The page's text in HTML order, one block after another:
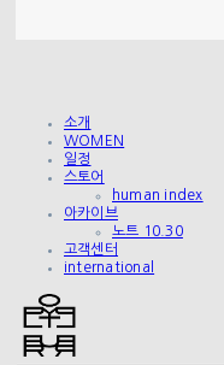
소개
WOMEN
일정
스토어
human index
아카이브
노트 10.30
고객센터
international